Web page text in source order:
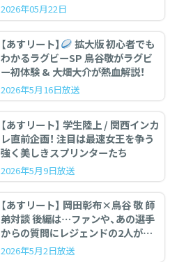
2026年05月22日
【あすリート】
拡大版 初心者でも
わかるラグビーSP 鳥谷敬がラグビ
ー初体験 & 大畑大介が熱血解説！
2026年5月16日放送
【あすリート】 学生陸上 / 関西インカ
レ直前企画！ 注目は最速女王を争う
強く美しきスプリンターたち
2026年5月9日放送
【あすリート】 岡田彰布×鳥谷 敬 師
弟対談 後編は…ファンや、あの選手
からの質問にレジェンドの2人が答
えます。
2026年5月2日放送